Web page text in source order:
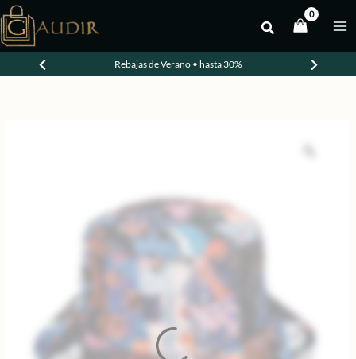
al
contenido
Rebajas de Verano • hasta 30%
-20%